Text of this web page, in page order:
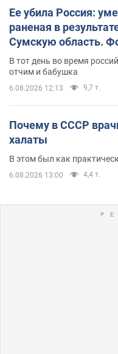
Ее убила Россия:
раненая в
Сумскую область.
В тот день во время
отчим и бабушка
6.08.2026 12:13 9,7 т.
Почему в СССР
халаты
В этом был как
6.08.2026 13:00 4,4 т.